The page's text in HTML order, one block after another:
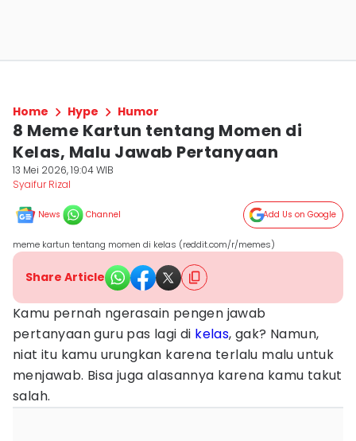
Home Hype Humor
8 Meme Kartun tentang Momen di
Kelas, Malu Jawab Pertanyaan
13 Mei 2026, 19:04 WIB
Syaifur Rizal
News Channel Add Us on Google
meme kartun tentang momen di kelas (reddit.com/r/memes)
Share Article
Kamu pernah ngerasain pengen jawab
pertanyaan guru pas lagi di kelas, gak? Namun,
niat itu kamu urungkan karena terlalu malu untuk
menjawab. Bisa juga alasannya karena kamu takut
salah.